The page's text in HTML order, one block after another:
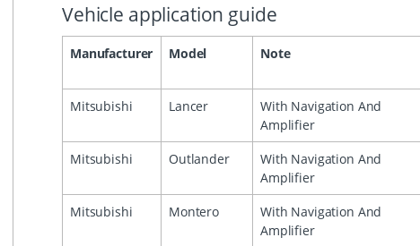
Vehicle application guide
Manufacturer Model Note
Mitsubishi Lancer
With Navigation And
Amplifier
Mitsubishi
Outlander
With Navigation And
Amplifier
Mitsubishi
Montero
With Navigation And
Amplifier